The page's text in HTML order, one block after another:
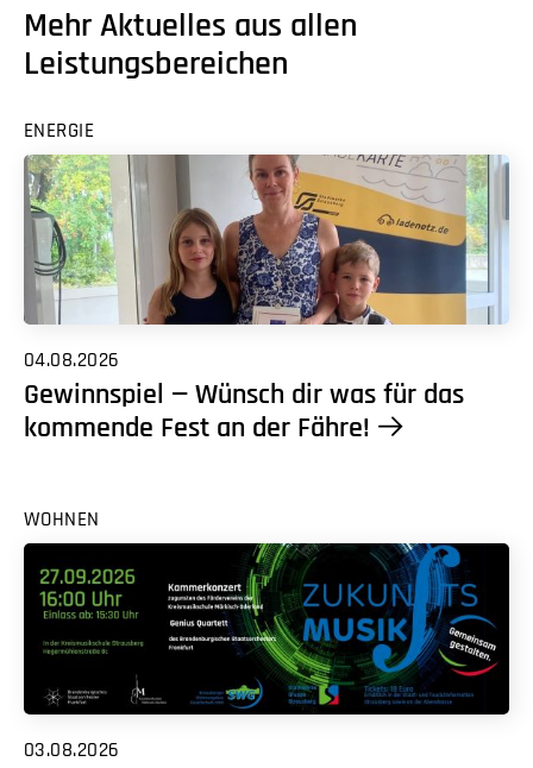
Mehr Aktuelles aus allen
Leistungsbereichen
ENERGIE
04.08.2026
Gewinnspiel — Wünsch dir was für das
kommende Fest an der Fähre!
WOHNEN
03.08.2026